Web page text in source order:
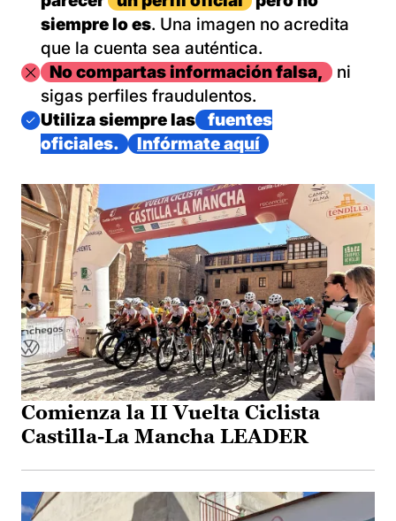
siempre lo es. Una imagen no acredita
que la cuenta sea auténtica.
ImagenNo compartas información falsa,
ni
sigas perfiles fraudulentos.
Imagen
Utiliza siempre las
fuentes
oficiales.
Infórmate aquí
Comienza la II Vuelta Ciclista
Castilla-La Mancha LEADER